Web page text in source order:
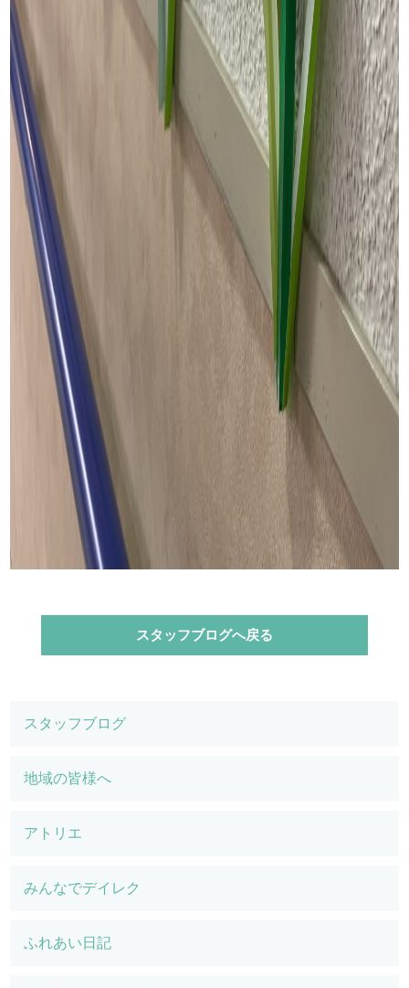
スタッフブログへ戻る
スタッフブログ
地域の皆様へ
アトリエ
みんなでデイレク
ふれあい日記